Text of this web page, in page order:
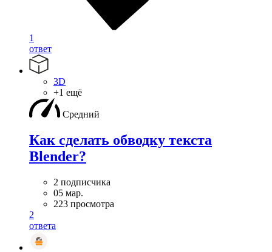
1
ответ
3D
+1 ещё
Средний
Как сделать обводку текста
Blender?
2 подписчика
05 мар.
223 просмотра
2
ответа